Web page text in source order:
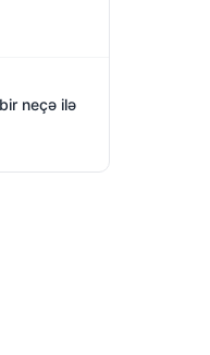
neçə ilə